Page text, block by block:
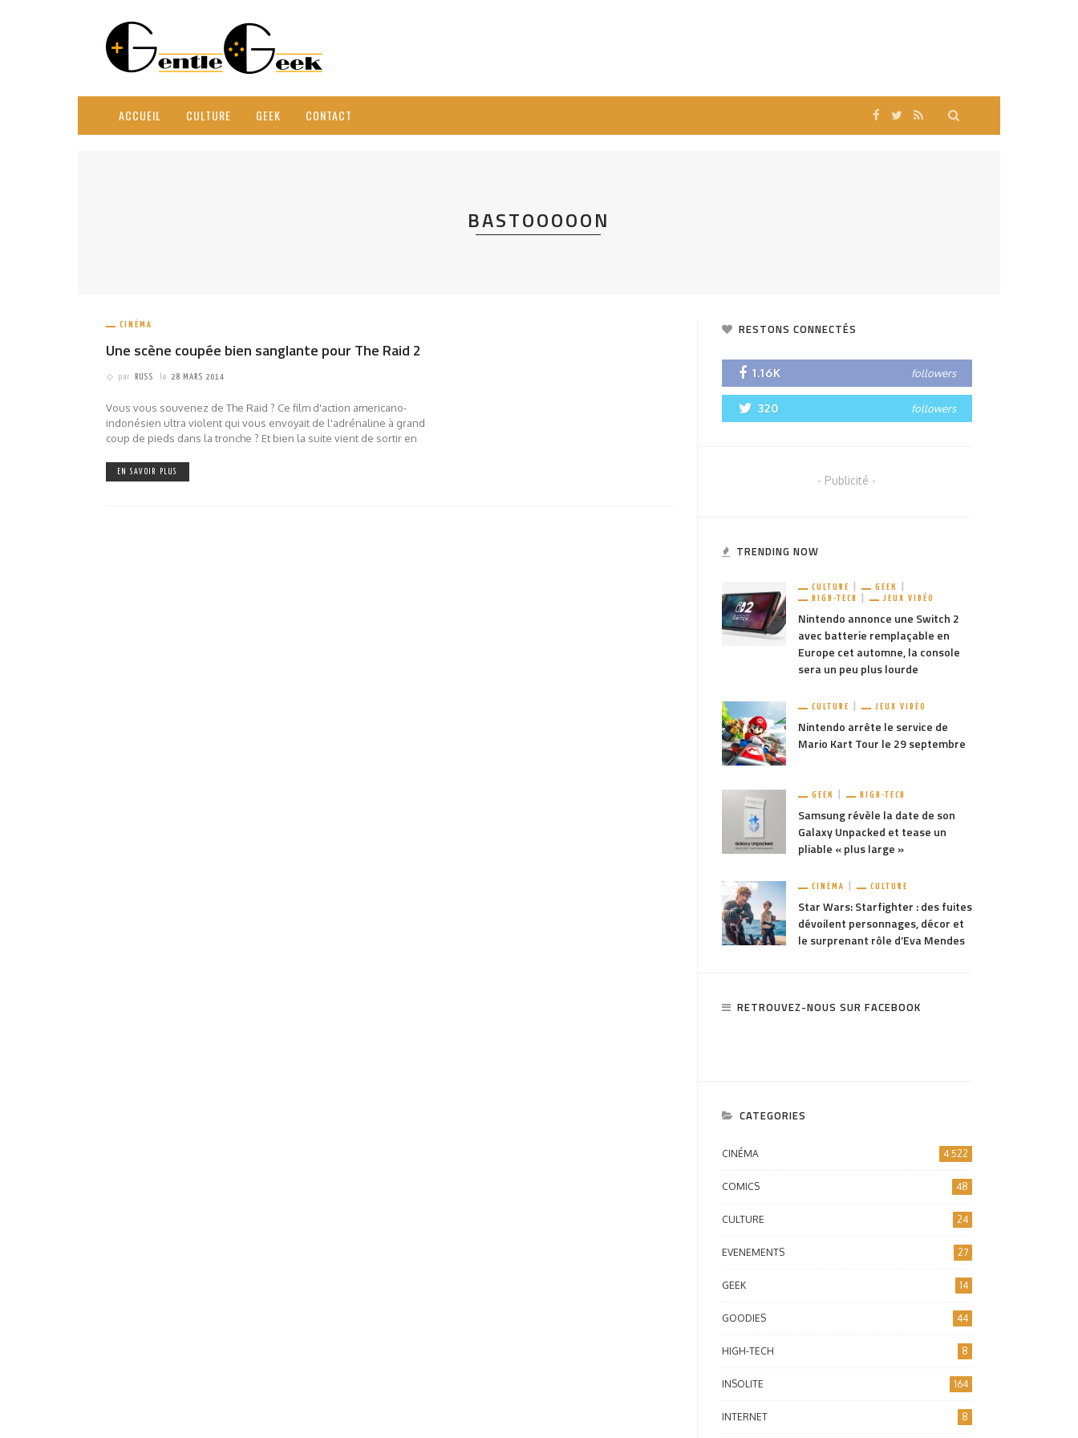
ACCUEIL CULTURE GEEK CONTACT
BASTOOOOON
CINÉMA
Une scène coupée bien sanglante pour The Raid 2
par RUSS le 28 MARS 2014
Vous vous souvenez de The Raid ? Ce film d'action americano-
indonésien ultra violent qui vous envoyait de l'adrénaline à grand
coup de pieds dans la tronche ? Et bien la suite vient de sortir en
EN SAVOIR PLUS
RESTONS CONNECTÉS
1.16K followers
320 followers
- Publicité -
TRENDING NOW
CULTURE
GEEK
HIGH-TECH
JEUX VIDÉO
Nintendo annonce une Switch 2
avec batterie remplaçable en
Europe cet automne, la console
sera un peu plus lourde
CULTURE JEUX VIDÉO
Nintendo arrête le service de
Mario Kart Tour le 29 septembre
GEEK HIGH-TECH
Samsung révèle la date de son
Galaxy Unpacked et tease un
pliable « plus large »
CINÉMA CULTURE
Star Wars: Starfighter : des fuites
dévoilent personnages, décor et
le surprenant rôle d’Eva Mendes
RETROUVEZ-NOUS SUR FACEBOOK
CATEGORIES
CINÉMA 4 522
COMICS 48
CULTURE 24
EVENEMENTS 27
GEEK 14
GOODIES 44
HIGH-TECH 8
INSOLITE 164
INTERNET 8